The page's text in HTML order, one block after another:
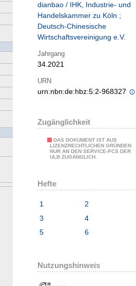
dianbao / IHK, Industrie- und
Handelskammer zu Köln ;
Deutsch-Chinesische
Wirtschaftsvereinigung e.V.
Jahrgang
34.2021
URN
urn:nbn:de:hbz:5:2-968327
Zugänglichkeit
DAS DOKUMENT IST AUS
LIZENZRECHTLICHEN GRÜNDEN
NUR AN DEN SERVICE-PCS DER
ULB ZUGÄNGLICH.
Hefte
1
2
3
4
5
6
Nutzungshinweis